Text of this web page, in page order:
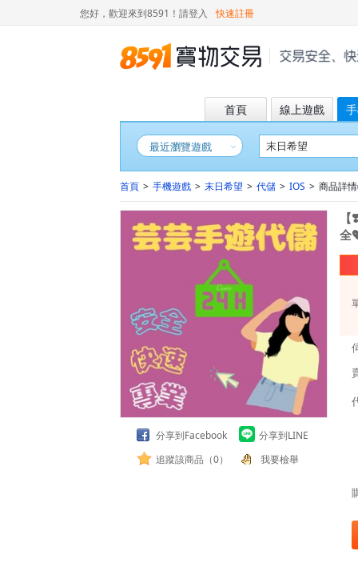
您好，歡迎來到8591！ 請登入 快速註冊
首頁 線上遊戲
最近瀏覽遊戲
首頁 > 手機遊戲 > 末日希望 > 代儲 > IOS > 商品詳
分享到Facebook
分享到LINE
追蹤該商品（0）
我要檢舉
全